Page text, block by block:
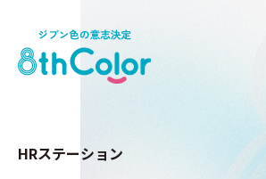
HRステーション